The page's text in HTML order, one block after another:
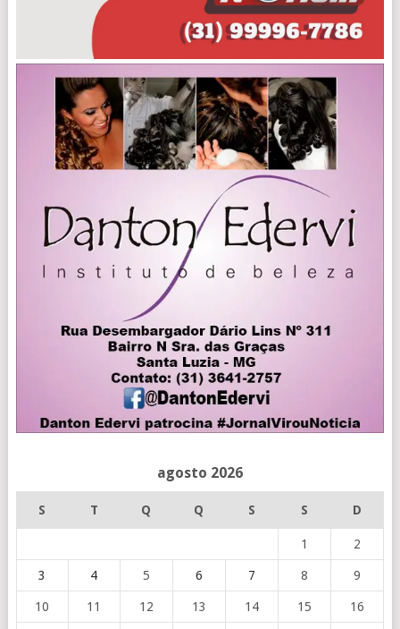
agosto 2026
S T Q Q S S D
1 2
3 4 5 6 7 8 9
10 11 12 13 14 15 16